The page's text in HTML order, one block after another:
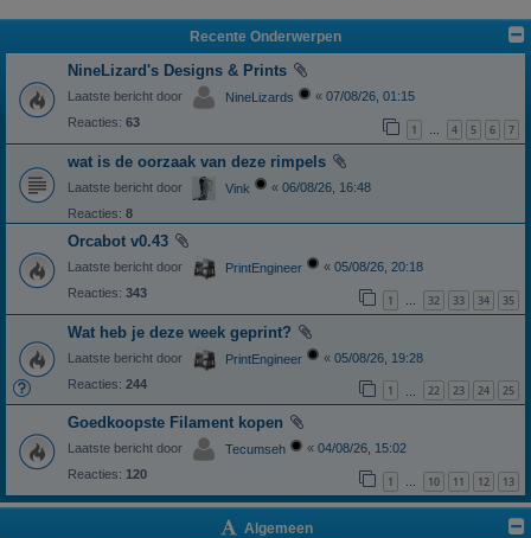
Recente Onderwerpen
NineLizard's Designs & Prints
Laatste bericht door NineLizards « 07/08/26, 01:15
Reacties: 63 1 … 4 5 6 7
wat is de oorzaak van deze rimpels
Laatste bericht door Vink « 06/08/26, 16:48
Reacties: 8
Orcabot v0.43
Laatste bericht door PrintEngineer « 05/08/26, 20:18
Reacties: 343 1 … 32 33 34 35
Wat heb je deze week geprint?
Laatste bericht door PrintEngineer « 05/08/26, 19:28
Reacties: 244 1 22 23 24 25
Goedkoopste Filament kopen
Laatste bericht door Tecumseh « 04/08/26, 15:02
Reacties: 120 1 … 10 11 12 13
Algemeen